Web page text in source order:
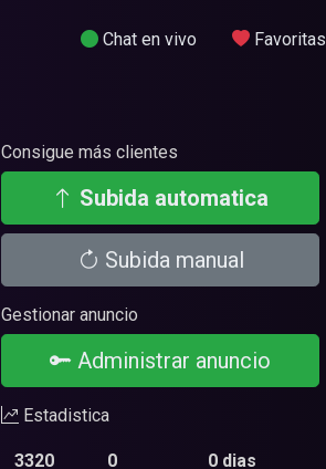
Chat en vivo Favoritas
Consigue más clientes
Subida automatica
Subida manual
Gestionar anuncio
Administrar anuncio
Estadistica
3320 0 0 dias